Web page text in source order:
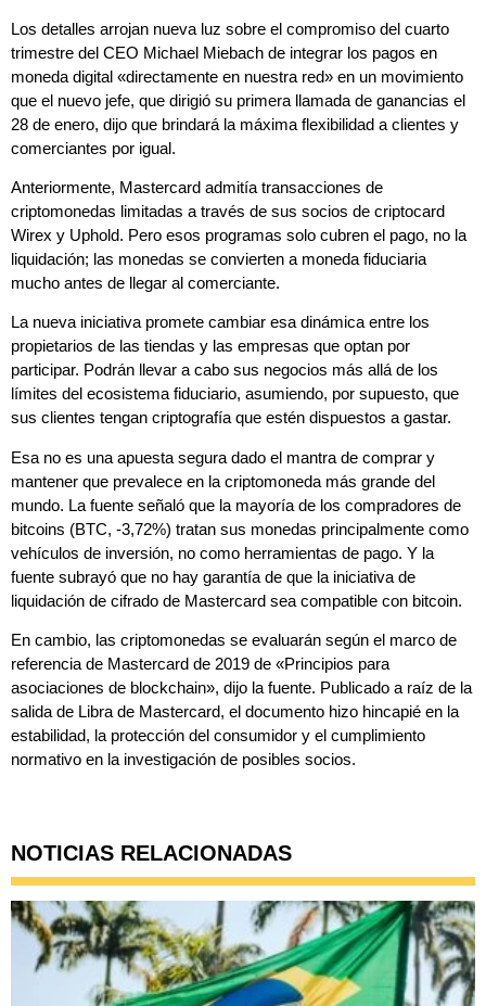
Los detalles arrojan nueva luz sobre el compromiso del cuarto
trimestre del CEO Michael Miebach de integrar los pagos en
moneda digital «directamente en nuestra red» en un movimiento
que el nuevo jefe, que dirigió su primera llamada de ganancias el
28 de enero, dijo que brindará la máxima flexibilidad a clientes y
comerciantes por igual.
Anteriormente, Mastercard admitía transacciones de
criptomonedas limitadas a través de sus socios de criptocard
Wirex y Uphold. Pero esos programas solo cubren el pago, no la
liquidación; las monedas se convierten a moneda fiduciaria
mucho antes de llegar al comerciante.
La nueva iniciativa promete cambiar esa dinámica entre los
propietarios de las tiendas y las empresas que optan por
participar. Podrán llevar a cabo sus negocios más allá de los
límites del ecosistema fiduciario, asumiendo, por supuesto, que
sus clientes tengan criptografía que estén dispuestos a gastar.
Esa no es una apuesta segura dado el mantra de comprar y
mantener que prevalece en la criptomoneda más grande del
mundo. La fuente señaló que la mayoría de los compradores de
bitcoins (BTC, -3,72%) tratan sus monedas principalmente como
vehículos de inversión, no como herramientas de pago. Y la
fuente subrayó que no hay garantía de que la iniciativa de
liquidación de cifrado de Mastercard sea compatible con bitcoin.
En cambio, las criptomonedas se evaluarán según el marco de
referencia de Mastercard de 2019 de «Principios para
asociaciones de blockchain», dijo la fuente. Publicado a raíz de la
salida de Libra de Mastercard, el documento hizo hincapié en la
estabilidad, la protección del consumidor y el cumplimiento
normativo en la investigación de posibles socios.
NOTICIAS RELACIONADAS